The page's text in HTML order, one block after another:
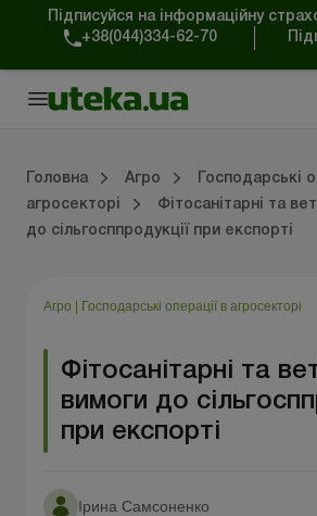
Підписуйся на інформаційну
+38(044)334-62-70
Головна Агро
Господарські
агросекторі
Фітосанітарні та
до сільгосппродукції при експорті
Агро Господарські операції в агросекторі
Фітосанітарні та
вимоги до
при експорті
Ірина Самсоненко